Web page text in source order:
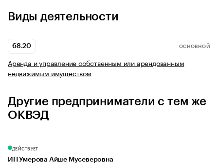
Виды деятельности
68.20 ОСНОВНОЙ
Аренда и управление собственным или арендованным
недвижимым имуществом
Другие предприниматели с тем же
ОКВЭД
ДЕЙСТВУЕТ
ИП Умерова Айше Мусеверовна